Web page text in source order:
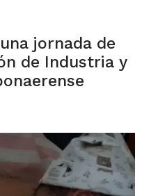
jornada de
de Industria y